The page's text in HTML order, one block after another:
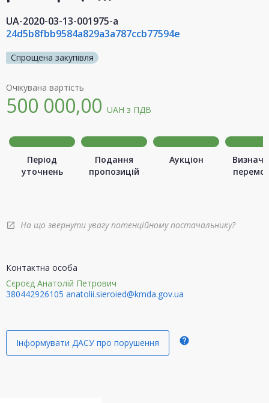
UA-2020-03-13-001975-a
24d5b8fbb9584a829a3a787ccb77594e
Спрощена закупівля
Очікувана вартість
500 000,00 UAH з ПДВ
Період
уточнень
Подання
пропозицій
Аукціон
open_in_new На що звернути увагу потенційному постачальнику?
Контактна особа
Сєроєд Анатолій Петрович
380442926105 anatolii.sieroied@kmda.gov.ua
Інформувати ДАСУ про порушення help